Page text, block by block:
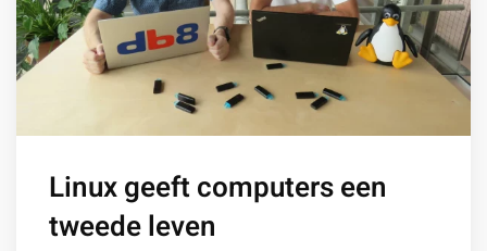
Linux geeft computers een
tweede leven